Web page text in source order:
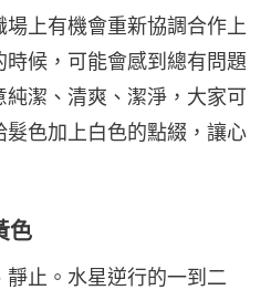
上有機會重新協調合作上
候，可能會感到總有問題
潔、清爽、潔淨，大家可
色加上白色的點綴，讓心
色
止。水星逆行的一到二